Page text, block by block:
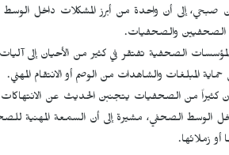
صبحي، إلى أن واحدة من أبرز المشكلات داخل
الصحفيين والصحفيات.
الصحفية تفتقر في كثير من الأحيان إلى آليات
المبلغات والشاهدات من الوصم أو الانتقام المهني.
من الصحفيات يتجنبن الحديث عن
الوسط الصحفي، مشيرة إلى أن السمعة المهنية
زملائها.